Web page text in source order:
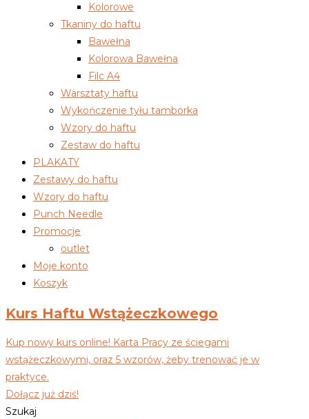
Kolorowe
Tkaniny do haftu
Bawełna
Kolorowa Bawełna
Filc A4
Warsztaty haftu
Wykończenie tyłu tamborka
Wzory do haftu
Zestaw do haftu
PLAKATY
Zestawy do haftu
Wzory do haftu
Punch Needle
Promocje
outlet
Moje konto
Koszyk
Kurs Haftu Wstążeczkowego
Kup nowy kurs online! Karta Pracy ze ściegami
wstążeczkowymi, oraz 5 wzorów, żeby trenować je w
praktyce.
Dołącz już dziś!
Szukaj